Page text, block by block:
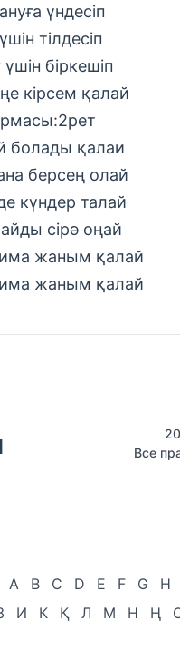
үндесіп
тілдесіп
біркешіп
кірсем қалай
болады қалаи
берсең олай
күндер талай
сірə оңай
жаным қалай
жаным қалай
Все
A B C D E F G H
И К Қ Л М Н Ң